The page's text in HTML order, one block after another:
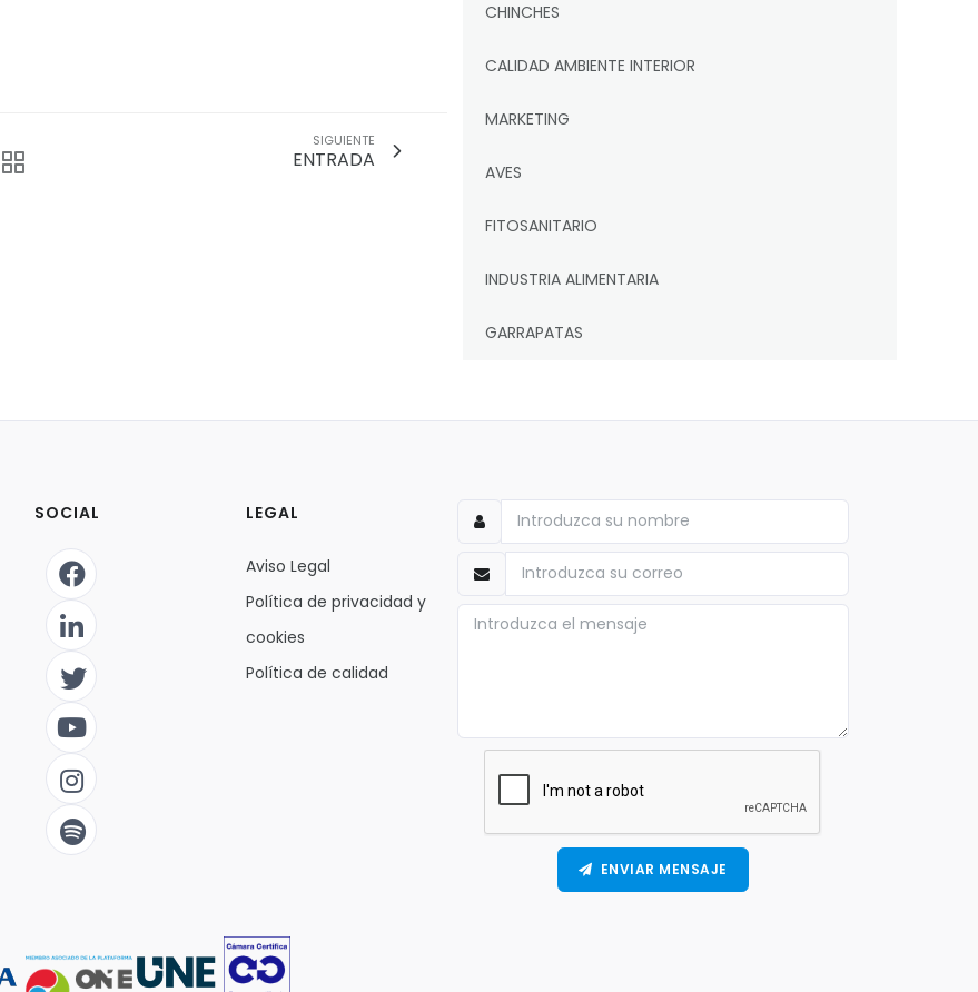
SIGUIENTE
ENTRADA
CHINCHES
CALIDAD AMBIENTE INTERIOR
MARKETING
AVES
FITOSANITARIO
INDUSTRIA ALIMENTARIA
GARRAPATAS
SOCIAL LEGAL
Aviso Legal
Política de privacidad y
cookies
Política de calidad
ENVIAR MENSAJE